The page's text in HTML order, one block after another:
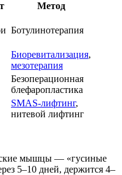
Метод
Ботулинотерапия
Биоревитализация,
мезотерапия
Безоперационная
блефаропластика
SMAS-лифтинг,
нитевой лифтинг
мышцы — «гусиные
5–10 дней, держится 4–